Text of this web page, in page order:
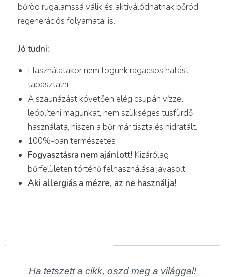
bőröd rugalamssá válik és aktiválódhatnak bőröd
regenerációs folyamatai is.
Jó tudni:
Használatakor nem fogunk ragacsos hatást
tapasztalni
A szaunázást követően elég csupán vízzel
leöblíteni magunkat, nem szükséges tusfürdő
használata, hiszen a bőr már tiszta és hidratált.
100%-ban természetes
Fogyasztásra nem ajánlott! Kizárólag
bőrfelületen történő felhasználása javasolt.
Aki allergiás a mézre, az ne használja!
Ha tetszett a cikk, oszd meg a világgal!